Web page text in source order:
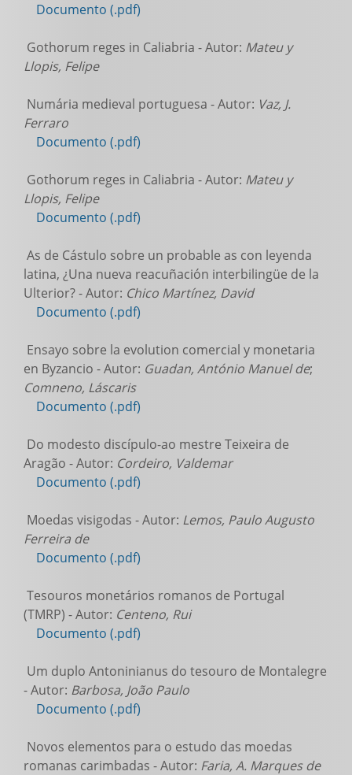
Documento (.pdf)
Gothorum reges in Caliabria - Autor: Mateu y
Llopis, Felipe
Numária medieval portuguesa - Autor: Vaz, J.
Ferraro
Documento (.pdf)
Gothorum reges in Caliabria - Autor: Mateu y
Llopis, Felipe
Documento (.pdf)
As de Cástulo sobre un probable as con leyenda
latina, ¿Una nueva reacuñación interbilingüe de la
Ulterior? - Autor: Chico Martínez, David
Documento (.pdf)
Ensayo sobre la evolution comercial y monetaria
en Byzancio - Autor: Guadan, António Manuel de;
Comneno, Láscaris
Documento (.pdf)
Do modesto discípulo-ao mestre Teixeira de
Aragão - Autor: Cordeiro, Valdemar
Documento (.pdf)
Moedas visigodas - Autor: Lemos, Paulo Augusto
Ferreira de
Documento (.pdf)
Tesouros monetários romanos de Portugal
(TMRP) - Autor: Centeno, Rui
Documento (.pdf)
Um duplo Antoninianus do tesouro de Montalegre
- Autor: Barbosa, João Paulo
Documento (.pdf)
Novos elementos para o estudo das moedas
romanas carimbadas - Autor: Faria, A. Marques de